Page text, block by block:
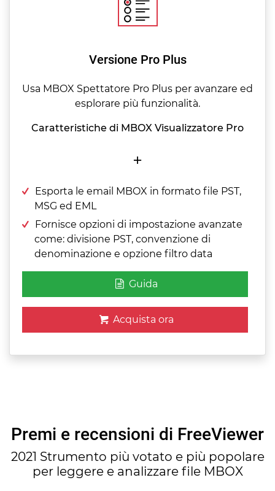
Versione Pro Plus
Usa MBOX Spettatore Pro Plus per avanzare ed
esplorare più funzionalità.
Caratteristiche di MBOX Visualizzatore Pro
+
Esporta le email MBOX in formato file PST,
MSG ed EML
Fornisce opzioni di impostazione avanzate
come: divisione PST, convenzione di
denominazione e opzione filtro data
Guida
Acquista ora
Premi e recensioni di FreeViewer
2021 Strumento più votato e più popolare
per leggere e analizzare file MBOX